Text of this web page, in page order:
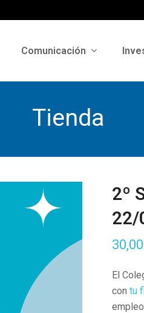
Comunicación
Tienda
2º
22/
30,00
El
con tu